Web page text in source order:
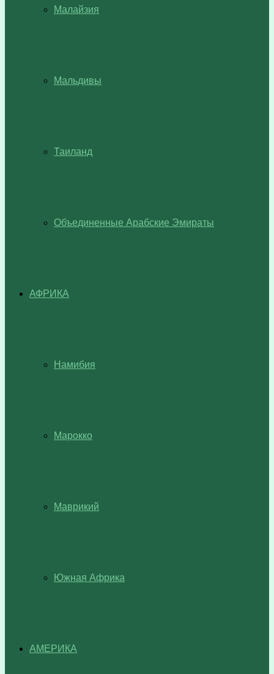
Малайзия
Мальдивы
Таиланд
Объединенные Арабские Эмираты
АФРИКА
Намибия
Марокко
Маврикий
Южная Африка
АМЕРИКА